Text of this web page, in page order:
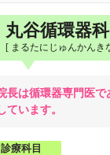
丸谷循環器
[ まるたにじゅんかんき
長は循環器専門医
ています。
診療科目